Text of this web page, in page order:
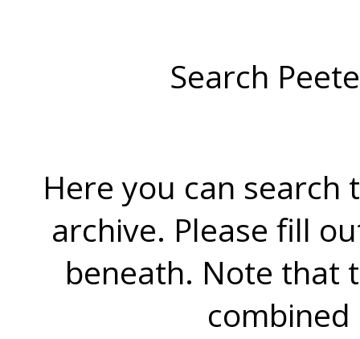
Search
Here you can search
archive. Please fill
beneath. Note that
combined